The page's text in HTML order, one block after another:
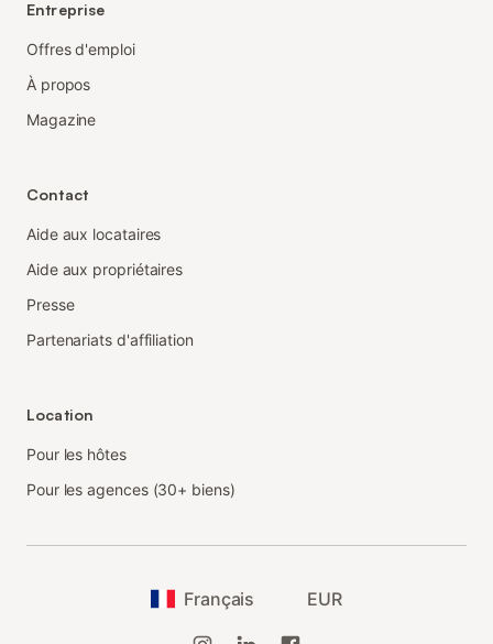
Entreprise
Offres d'emploi
À propos
Magazine
Contact
Aide aux locataires
Aide aux propriétaires
Presse
Partenariats d'affiliation
Location
Pour les hôtes
Pour les agences (30+ biens)
Français EUR